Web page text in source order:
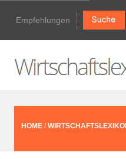
Empfehlungen
HOME /